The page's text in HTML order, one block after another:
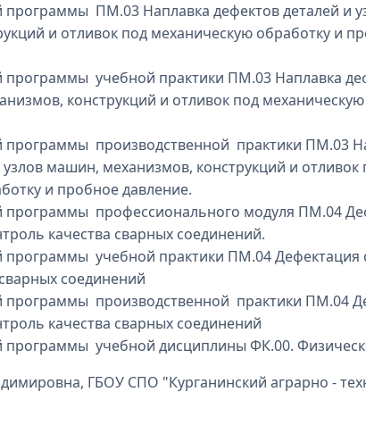
программы ПМ.03 Наплавка дефектов деталей и
и отливок под механическую обработку и
учебной практики ПМ.03 Наплавка
конструкций и отливок под
программы производственной практики ПМ.03
узлов машин, механизмов, конструкций и отливок
и пробное давление.
программы профессионального модуля ПМ.04
качества сварных соединений.
программы учебной практики ПМ.04 Дефектация
соединений
программы производственной практики ПМ.04
качества сварных соединений
учебной дисциплины ФК.00.
ГБОУ СПО "Курганинский аграрно -